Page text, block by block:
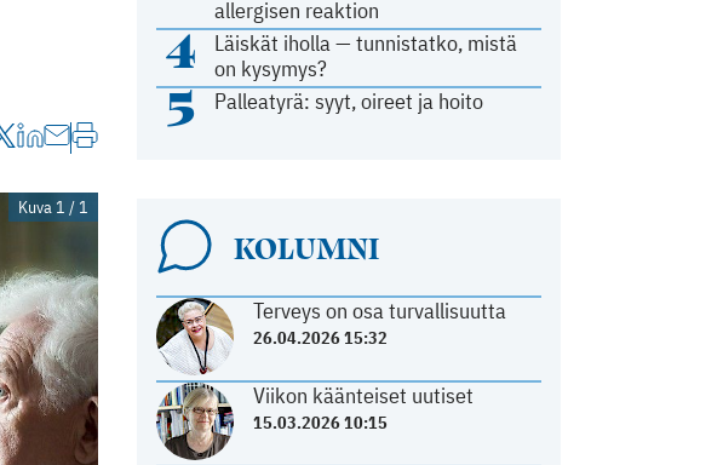
allergisen reaktion
4
Läiskät iholla — tunnistatko, mistä
on kysymys?
5 Palleatyrä: syyt, oireet ja hoito
KOLUMNI
Terveys on osa turvallisuutta
26.04.2026 15:32
Viikon käänteiset uutiset
15.03.2026 10:15
Kuva 1 / 1